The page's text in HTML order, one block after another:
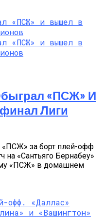
«ПСЖ» И
Лиги
«ПСЖ» за борт плей-офф
«Сантьяго Бернабеу»
«ПСЖ» в домашнем